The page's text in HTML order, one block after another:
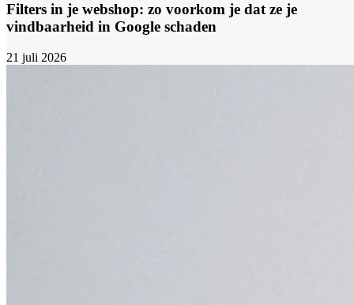
Filters in je webshop: zo voorkom je dat ze je
vindbaarheid in Google schaden
21 juli 2026